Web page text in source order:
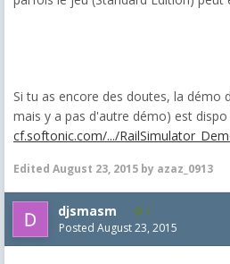
Si tu as encore des doutes, la démo
mais y a pas d'autre démo) est dispo
cf.softonic.com/.../
Edited August 23, 2015 by azaz_0913
djsmasm 1
Posted August 23, 2015